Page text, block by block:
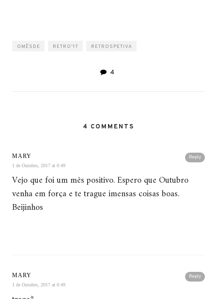
OMÊSDE RETRO'17 RETROSPETIVA
4
4 COMMENTS
Reply
MARY
1 de Outubro, 2017 at 0:49
Vejo que foi um mês positivo. Espero que Outubro
venha em força e te trague imensas coisas boas.
Beijinhos
Reply
MARY
1 de Outubro, 2017 at 0:49